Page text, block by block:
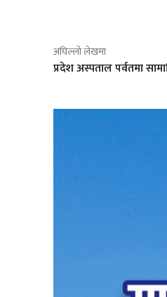
अघिल्लो लेखमा
प्रदेश अस्पताल पर्वतमा